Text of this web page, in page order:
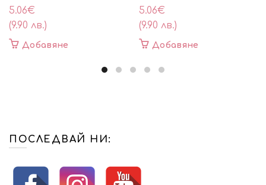
5.06€
(9.90 лв.)
Добавяне
5.06€
(9.90 лв.)
Добавяне
ПОСЛЕДВАЙ НИ: